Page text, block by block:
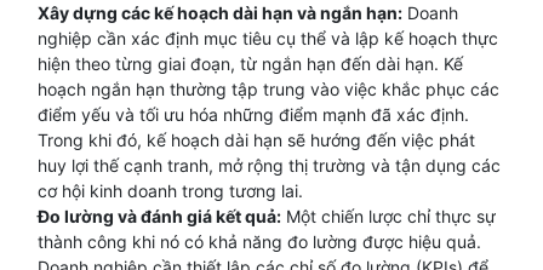
Xây dựng các kế hoạch dài hạn và ngắn hạn: Doanh
nghiệp cần xác định mục tiêu cụ thể và lập kế hoạch thực
hiện theo từng giai đoạn, từ ngắn hạn đến dài hạn. Kế
hoạch ngắn hạn thường tập trung vào việc khắc phục các
điểm yếu và tối ưu hóa những điểm mạnh đã xác định.
Trong khi đó, kế hoạch dài hạn sẽ hướng đến việc phát
huy lợi thế cạnh tranh, mở rộng thị trường và tận dụng các
cơ hội kinh doanh trong tương lai.
Đo lường và đánh giá kết quả: Một chiến lược chỉ thực sự
thành công khi nó có khả năng đo lường được hiệu quả.